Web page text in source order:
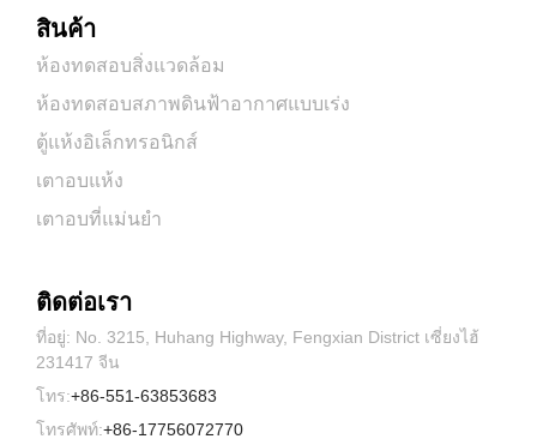
สินค้า
ห้องทดสอบสิ่งแวดล้อม
ห้องทดสอบสภาพดินฟ้าอากาศแบบเร่ง
ตู้แห้งอิเล็กทรอนิกส์
เตาอบแห้ง
เตาอบที่แม่นยำ
ติดต่อเรา
ที่อยู่: No. 3215, Huhang Highway, Fengxian District เซี่ยงไฮ้
231417 จีน
โทร:+86-551-63853683
โทรศัพท์:+86-17756072770